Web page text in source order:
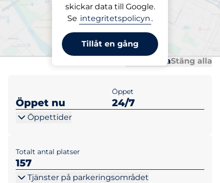
skickar data till Google.
Se integritetspolicyn .
Tillåt en gång
Parkering på plats
CV-Personalparkeringen
Öppna allaStäng alla
Öppet nu
Öppet
24/7
Öppettider
Totalt antal platser
157
Tjänster på parkeringsområdet